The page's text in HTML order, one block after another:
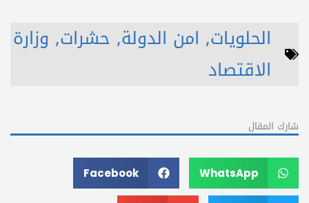
الحلويات, امن الدولة, حشرات, وزارة
الاقتصاد
شارك المقال
WhatsApp
Facebook